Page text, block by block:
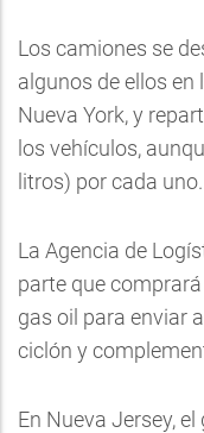
Los camiones se
algunos de ellos
Nueva York, y
los vehículos,
litros) por cada uno.
La Agencia de
parte que
gas oil para enviar
ciclón y
En Nueva Jersey,